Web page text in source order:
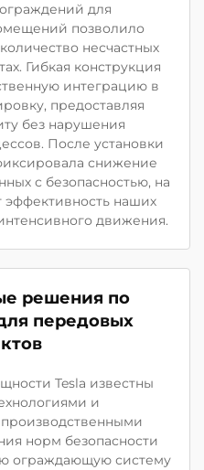
для
позволило
несчастных
Гибкая конструкция
интеграцию в
предоставляя
без нарушения
После установки
снижение
с безопасностью, на
эффективность наших
движения.
решения по
передовых
Tesla известны
и
норм безопасности
ограждающую систему